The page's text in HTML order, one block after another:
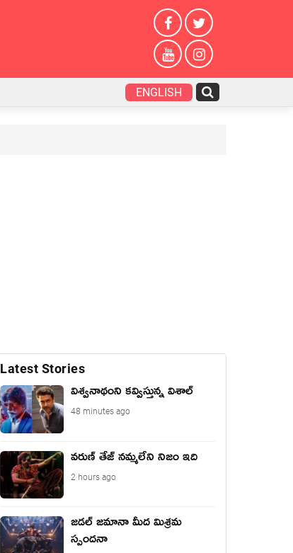
ENGLISH
Latest Stories
విశ్వనాథంని కవ్విస్తున్న విశాల్
48 minutes ago
వరుణ్ తేజ్ నమ్మలేని నిజం ఇది
2 hours ago
జడల్ జమానా మీద మిశ్రమ
స్పందనా